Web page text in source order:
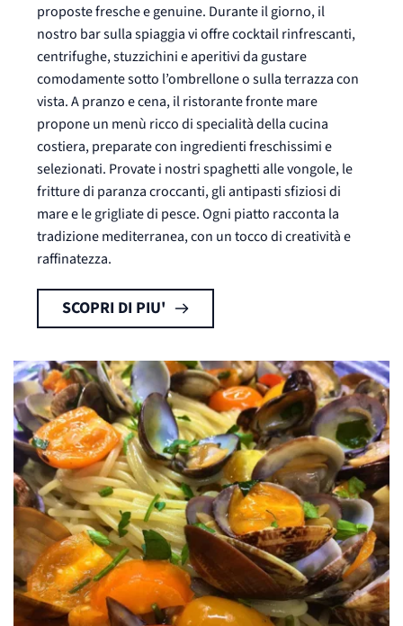
proposte fresche e genuine. Durante il giorno, il
nostro bar sulla spiaggia vi offre cocktail rinfrescanti,
centrifughe, stuzzichini e aperitivi da gustare
comodamente sotto l’ombrellone o sulla terrazza con
vista. A pranzo e cena, il ristorante fronte mare
propone un menù ricco di specialità della cucina
costiera, preparate con ingredienti freschissimi e
selezionati. Provate i nostri spaghetti alle vongole, le
fritture di paranza croccanti, gli antipasti sfiziosi di
mare e le grigliate di pesce. Ogni piatto racconta la
tradizione mediterranea, con un tocco di creatività e
raffinatezza.
SCOPRI DI PIU'